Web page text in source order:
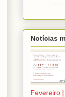
Notícias
Fevereiro